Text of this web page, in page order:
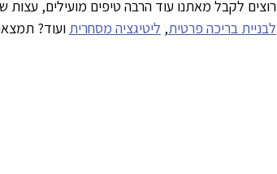
רוצים לקבל מאתנו עוד הרבה טיפים מועילים, עצות
לבניית בריכה פרטית, ליטיגציה מסחרית ועוד?